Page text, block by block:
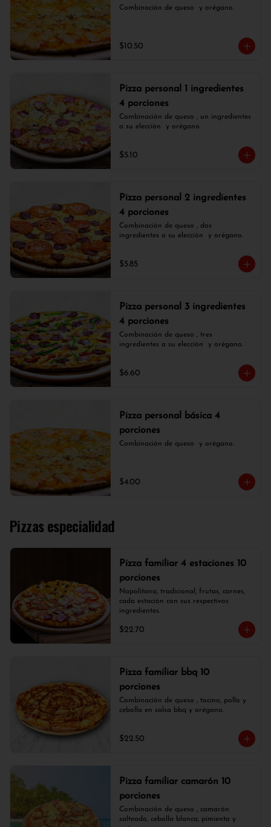
Combinación de queso  y orégano.
$10.50
Pizza personal 1 ingredientes
4 porciones
Combinación de queso , un ingredientes
a su elección  y orégano.
$5.10
Pizza personal 2 ingredientes
4 porciones
Combinación de queso , dos
ingredientes a su elección  y orégano.
$5.85
Pizza personal 3 ingredientes
4 porciones
Combinación de queso , tres
ingredientes a su elección  y orégano.
$6.60
Pizza personal básica 4
porciones
Combinación de queso  y orégano.
$4.00
Pizzas especialidad
Pizza familiar 4 estaciones 10
porciones
Napolitana, tradicional, frutas, carnes,
cada estación con sus respectivos
ingredientes.
$22.70
Pizza familiar bbq 10
porciones
Combinación de queso , tocino, pollo y
cebolla en salsa bbq y orégano.
$22.50
Pizza familiar camarón 10
porciones
Combinación de queso , camarón
salteado, cebolla blanca, pimiento y